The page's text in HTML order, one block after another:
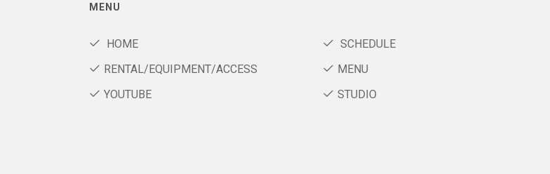
MENU
HOME
SCHEDULE
RENTAL/EQUIPMENT/ACCESS
MENU
YOUTUBE
STUDIO